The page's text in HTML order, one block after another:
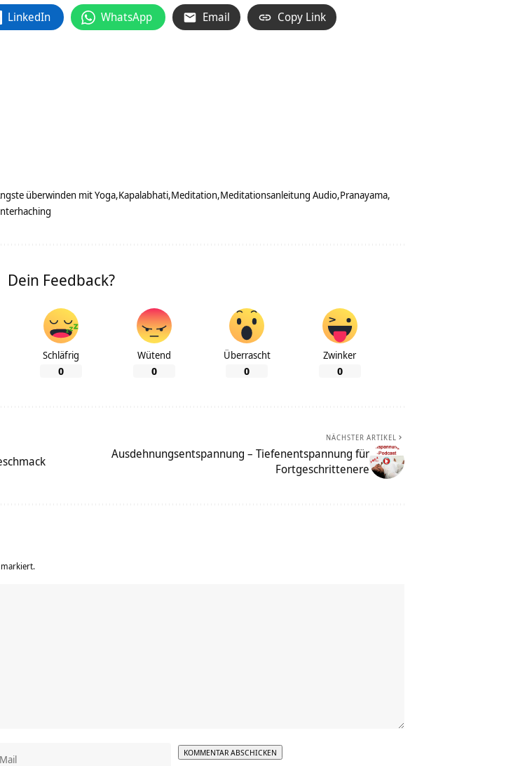
LinkedIn WhatsApp Email Copy Link
überwinden mit Yoga Kapalabhati Meditation Meditationsanleitung Audio Pranayama
Dein Feedback?
Schläfrig
0
Wütend
0
Überrascht
0
Zwinker
0
NÄCHSTER ARTIKEL
Ausdehnungsentspannung – Tiefenentspannung für
Fortgeschrittenere
markiert.